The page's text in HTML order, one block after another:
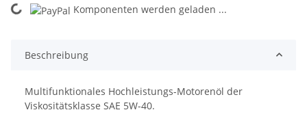
Komponenten werden geladen ...
Beschreibung
Multifunktionales Hochleistungs-Motorenöl der
Viskositätsklasse SAE 5W-40.